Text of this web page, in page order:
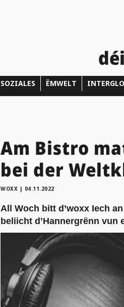
SOZIALES ËMWELT
Am Bistro
bei der
WOXX | 04.11.2022
All Woch bitt d’woxx Iech
beliicht d’Hannergrënn vun